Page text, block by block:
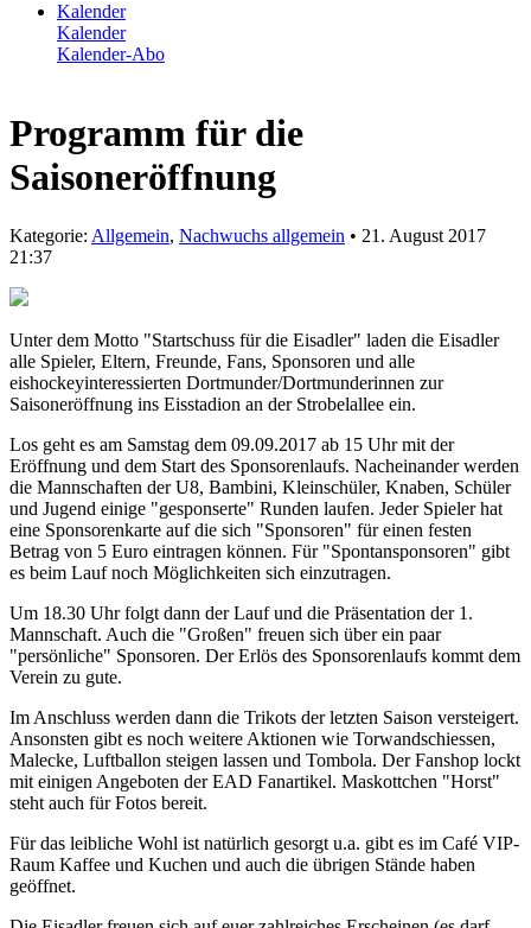
Kalender
Kalender
Kalender-Abo
Programm für die
Saisoneröffnung
Kategorie: Allgemein, Nachwuchs allgemein • 21. August 2017
21:37
Unter dem Motto "Startschuss für die Eisadler" laden die Eisadler
alle Spieler, Eltern, Freunde, Fans, Sponsoren und alle
eishockeyinteressierten Dortmunder/Dortmunderinnen zur
Saisoneröffnung ins Eisstadion an der Strobelallee ein.
Los geht es am Samstag dem 09.09.2017 ab 15 Uhr mit der
Eröffnung und dem Start des Sponsorenlaufs. Nacheinander werden
die Mannschaften der U8, Bambini, Kleinschüler, Knaben, Schüler
und Jugend einige "gesponserte" Runden laufen. Jeder Spieler hat
eine Sponsorenkarte auf die sich "Sponsoren" für einen festen
Betrag von 5 Euro eintragen können. Für "Spontansponsoren" gibt
es beim Lauf noch Möglichkeiten sich einzutragen.
Um 18.30 Uhr folgt dann der Lauf und die Präsentation der 1.
Mannschaft. Auch die "Großen" freuen sich über ein paar
"persönliche" Sponsoren. Der Erlös des Sponsorenlaufs kommt dem
Verein zu gute.
Im Anschluss werden dann die Trikots der letzten Saison versteigert.
Ansonsten gibt es noch weitere Aktionen wie Torwandschiessen,
Malecke, Luftballon steigen lassen und Tombola. Der Fanshop lockt
mit einigen Angeboten der EAD Fanartikel. Maskottchen "Horst"
steht auch für Fotos bereit.
Für das leibliche Wohl ist natürlich gesorgt u.a. gibt es im Café VIP-
Raum Kaffee und Kuchen und auch die übrigen Stände haben
geöffnet.